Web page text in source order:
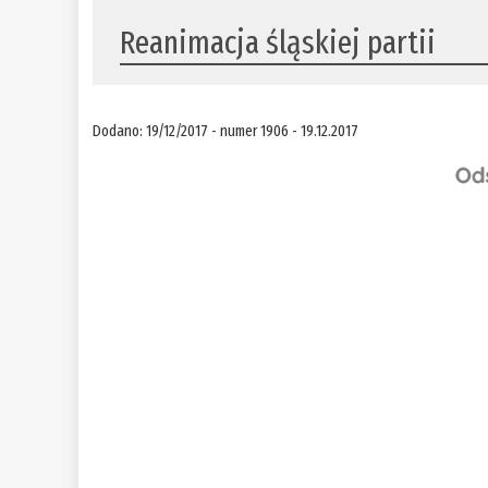
Reanimacja śląskiej partii
Dodano: 19/12/2017 - numer 1906 - 19.12.2017